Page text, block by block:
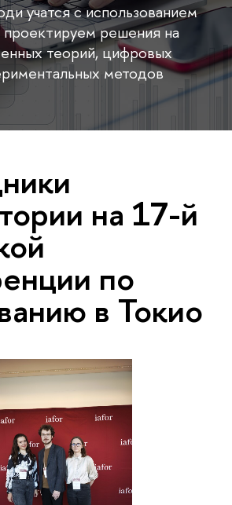
учатся с использованием
проектируем решения на
теорий, цифровых
методов
на 17-й
по
в Токио